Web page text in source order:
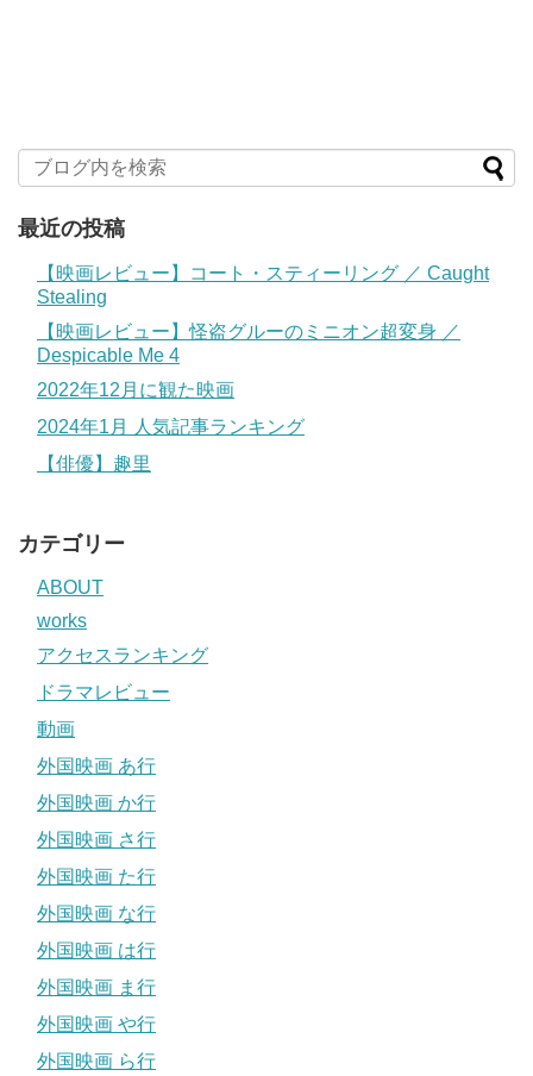
最近の投稿
【映画レビュー】コート・スティーリング ／ Caught
Stealing
【映画レビュー】怪盗グルーのミニオン超変身 ／
Despicable Me 4
2022年12月に観た映画
2024年1月 人気記事ランキング
【俳優】趣里
カテゴリー
ABOUT
works
アクセスランキング
ドラマレビュー
動画
外国映画 あ行
外国映画 か行
外国映画 さ行
外国映画 た行
外国映画 な行
外国映画 は行
外国映画 ま行
外国映画 や行
外国映画 ら行